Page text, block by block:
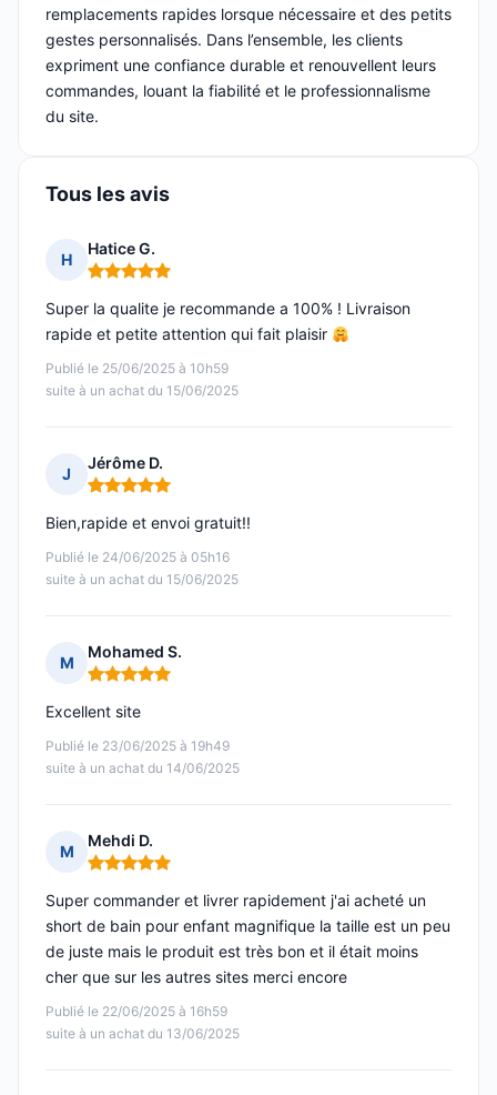
remplacements rapides lorsque nécessaire et des petits
gestes personnalisés. Dans l’ensemble, les clients
expriment une confiance durable et renouvellent leurs
commandes, louant la fiabilité et le professionnalisme
du site.
Tous les avis
H
Hatice G.
Note : 5 sur 5
Publié le 25/06/2025 à 10h59
suite à un achat du 15/06/2025
Super la qualite je recommande a 100% ! Livraison
rapide et petite attention qui fait plaisir
J
Jérôme D.
Note : 5 sur 5
Publié le 24/06/2025 à 05h16
suite à un achat du 15/06/2025
Bien,rapide et envoi gratuit!!
M
Mohamed S.
Note : 5 sur 5
Publié le 23/06/2025 à 19h49
suite à un achat du 14/06/2025
Excellent site
M
Mehdi D.
Note : 5 sur 5
Publié le 22/06/2025 à 16h59
suite à un achat du 13/06/2025
Super commander et livrer rapidement j'ai acheté un
short de bain pour enfant magnifique la taille est un peu
de juste mais le produit est très bon et il était moins
cher que sur les autres sites merci encore